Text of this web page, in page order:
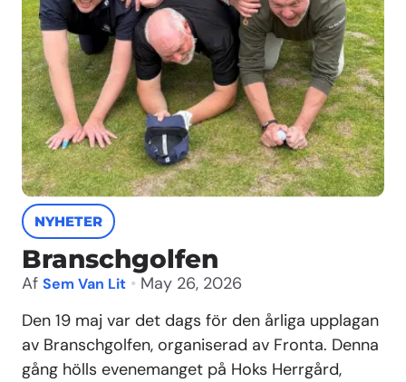
NYHETER
Branschgolfen
Af Sem Van Lit • May 26, 2026
Den 19 maj var det dags för den årliga upplagan
av Branschgolfen, organiserad av Fronta. Denna
gång hölls evenemanget på Hoks Herrgård,